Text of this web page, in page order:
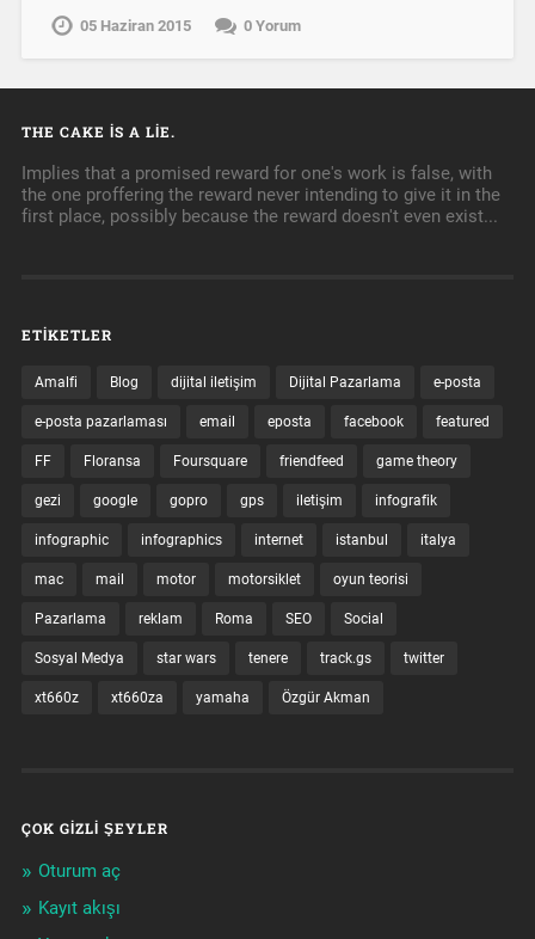
05 Haziran 2015 0 Yorum
THE CAKE IS A LIE.
Implies that a promised reward for one's work is false, with
the one proffering the reward never intending to give it in the
first place, possibly because the reward doesn't even exist...
ETIKETLER
Amalfi Blog dijital iletişim Dijital Pazarlama e-posta
e-posta pazarlaması email eposta facebook featured
FF Floransa Foursquare friendfeed game theory
gezi google gopro gps iletişim infografik
infographic infographics internet istanbul italya
mac mail motor motorsiklet oyun teorisi
Pazarlama reklam Roma SEO Social
Sosyal Medya star wars tenere track.gs twitter
xt660z xt660za yamaha Özgür Akman
ÇOK GIZLI ŞEYLER
Oturum aç
Kayıt akışı